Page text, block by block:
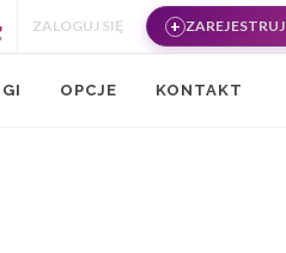
ZALOGUJ SIĘ
OPCJE KONTAKT